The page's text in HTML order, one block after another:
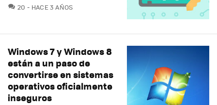
20 COMENTARIOS
HACE 3 AÑOS
Windows 7 y Windows 8
están a un paso de
convertirse en sistemas
operativos oficialmente
inseguros